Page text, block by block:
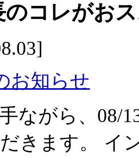
のコレがお
お知らせ
ながら、08/
きます。 イ